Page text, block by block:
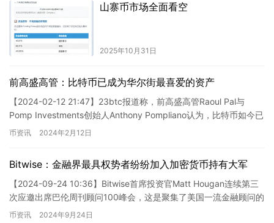
山寨币市场全面看空
2025年10月31日
前高盛高管：比特币已成为华尔街最喜爱的资产
【2024-02-12 21:47】23btc报道称，前高盛高管Raoul Pal与
Pomp Investments创始人Anthony Pompliano认为，比特币如今已
成为华…
币资讯 2024年2月12日
Bitwise：金融界最具权势者纷纷加入加密货币持有大军
【2024-09-24 10:36】Bitwise首席投资官Matt Hougan连续第三
次应邀出席巴伦周刊顾问100峰会，这是聚集了美国一流金融顾问的
盛会。在本次峰会上，Houg…
币资讯 2024年9月24日